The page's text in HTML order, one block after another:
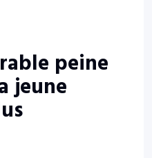
peine
jeune